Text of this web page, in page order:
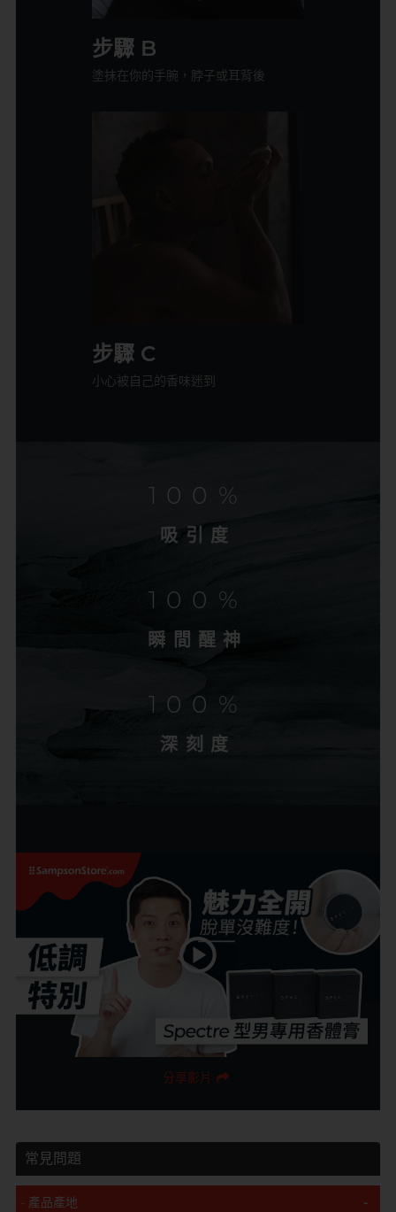
步驟 B
塗抹在你的手腕，脖子或耳背後
步驟 C
小心被自己的香味迷到
100%
吸引度
100%
瞬間醒神
100%
深刻度
分享影片
常見問題
產品產地 -